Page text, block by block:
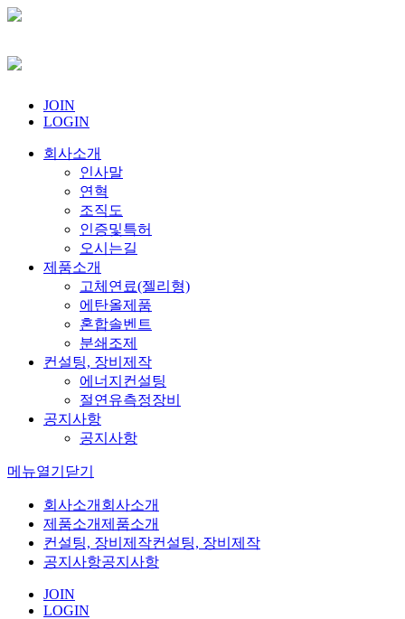
JOIN
LOGIN
회사소개
인사말
연혁
조직도
인증및특허
오시는길
제품소개
고체연료(젤리형)
에탄올제품
혼합솔벤트
분쇄조제
컨설팅, 장비제작
에너지컨설팅
절연유측정장비
공지사항
공지사항
메뉴열기 닫기
회사소개 회사소개
제품소개제품소개
컨설팅, 장비제작컨설팅, 장비제작
공지사항공지사항
JOIN
LOGIN